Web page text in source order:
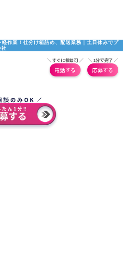
軽作業！仕分け箱詰め、配送業務｜土日休みでプ
社
＼ すぐに相談可 ／
電話する
＼ 1分で完了 ／
応募する